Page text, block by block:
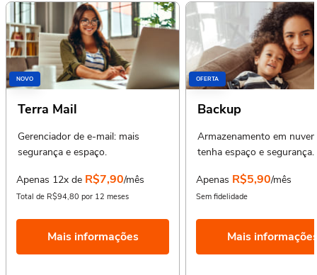
NOVO
Terra Mail
Gerenciador de e-mail: mais
segurança e espaço.
Apenas 12x de R$7,90/mês
Total de R$94,80 por 12 meses
Mais informações
OFERTA
Backup
Armazenamento em
tenha espaço e segurança.
Apenas R$5,90/mês
Sem fidelidade
Mais